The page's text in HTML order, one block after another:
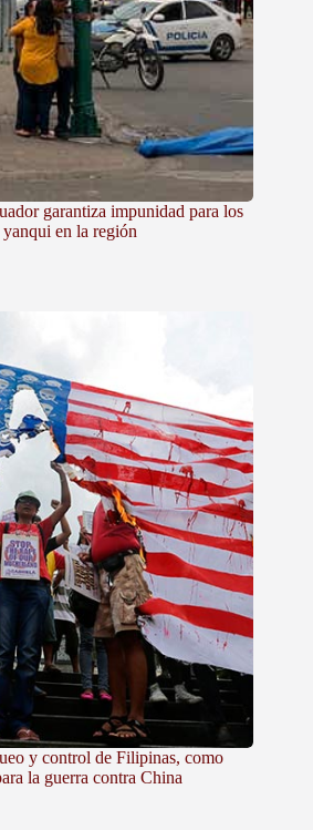
garantiza impunidad para los
en la región
y control de Filipinas, como
la guerra contra China